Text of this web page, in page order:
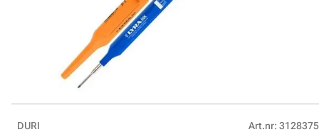
DURI Art.nr: